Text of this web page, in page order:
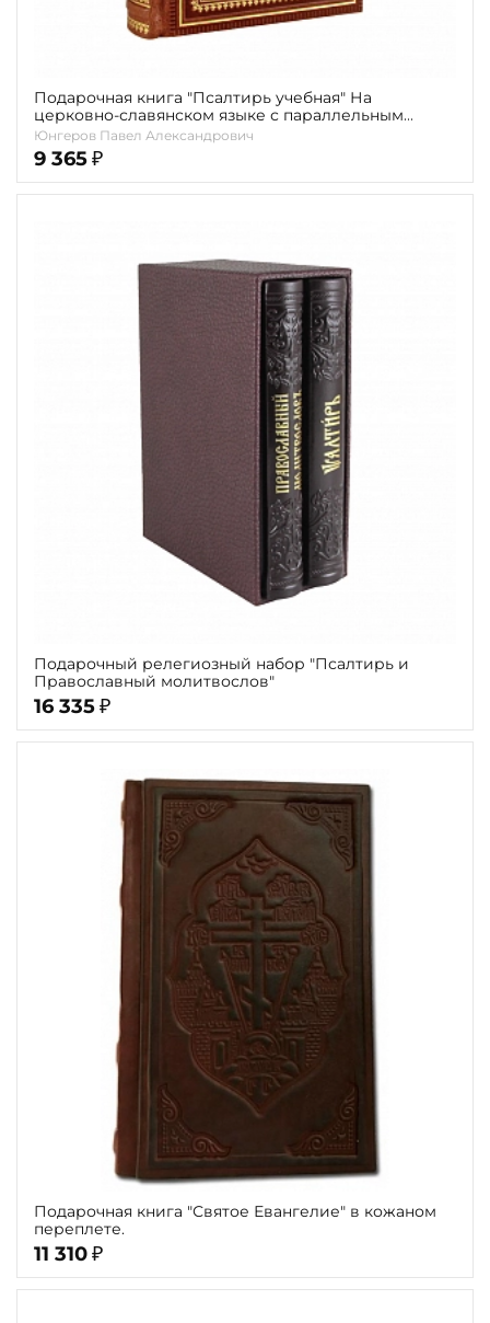
Подарочная книга "Псалтирь учебная" На
церковно-славянском языке с параллельным
переводом на русский язык П.Юнгерова
Юнгеров Павел Александрович
9 365 ₽
Подарочный релегиозный набор "Псалтирь и
Православный молитвослов"
16 335 ₽
Подарочная книга "Святое Евангелие" в кожаном
переплете.
11 310 ₽